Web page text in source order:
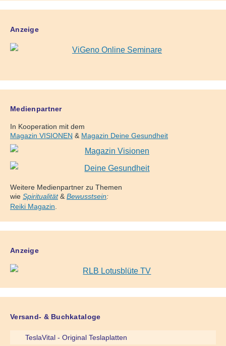
Anzeige
Medienpartner
In Kooperation mit dem
Magazin VISIONEN & Magazin Deine Gesundheit
Weitere Medienpartner zu Themen
wie Spiritualität& Bewusstsein:
Reiki Magazin.
Anzeige
Versand- & Buchkataloge
TeslaVital - Original Teslaplatten